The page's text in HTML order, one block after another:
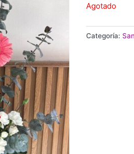
Agotado
Categoría: